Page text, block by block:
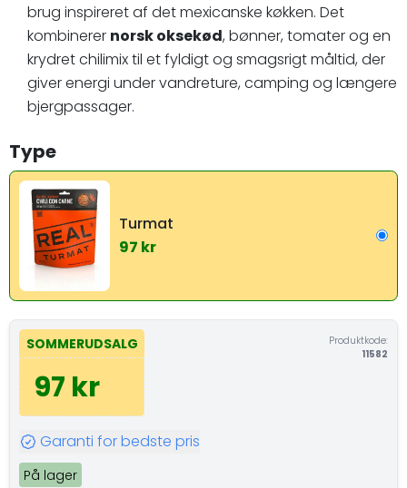
brug inspireret af det mexicanske køkken. Det
kombinerer norsk oksekød, bønner, tomater og en
krydret chilimix til et fyldigt og smagsrigt måltid, der
giver energi under vandreture, camping og længere
bjergpassager.
Type
Turmat
97 kr
SOMMERUDSALG
97 kr
Produktkode:
11582
Garanti for bedste pris
På lager